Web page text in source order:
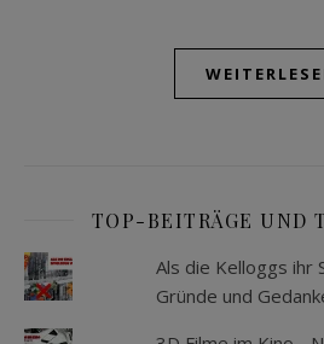
TOP-BEITRÄGE UND
Als die Kelloggs ihr
Gründe und